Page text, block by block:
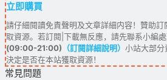
立即購買
請仔細閱讀免責聲明及文章詳細内容！贊助
取資源。若訂閱|下載無反應，請先聯系小編
(09:00-21:00) （訂閱詳細說明） 小站大部分
決定是否在本站獲取資源！
常見問題